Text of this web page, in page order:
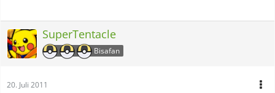
SuperTentacle
Bisafan
20. Juli 2011